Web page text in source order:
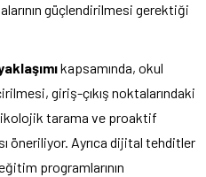
güçlendirilmesi gerektiği
kapsamında, okul
giriş-çıkış noktalarındaki
tarama ve proaktif
öneriliyor. Ayrıca dijital tehditler
programlarının